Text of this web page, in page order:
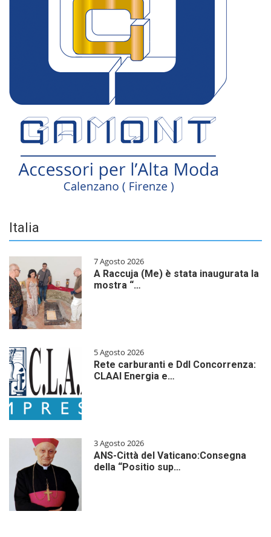
Italia
7 Agosto 2026
A Raccuja (Me) è stata inaugurata la
mostra “…
5 Agosto 2026
Rete carburanti e Ddl Concorrenza:
CLAAI Energia e…
3 Agosto 2026
ANS-Città del Vaticano:Consegna
della “Positio sup…